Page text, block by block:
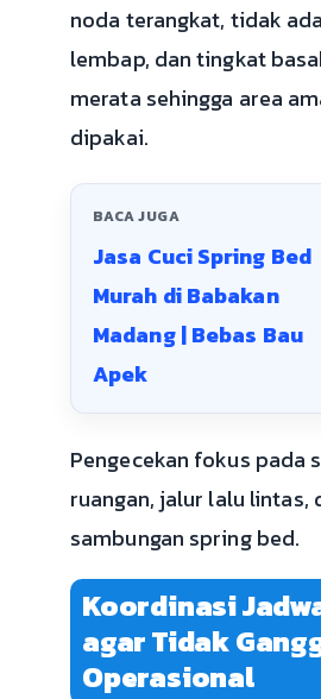
noda terangkat, tidak
lembap, dan tingkat
merata sehingga area
dipakai.
BACA JUGA
Jasa Cuci Spring Bed
Murah di Babakan
Madang | Bebas Bau
Apek
Pengecekan fokus pada
ruangan, jalur lalu lintas,
sambungan spring bed.
Koordinasi
agar Tidak
Operasional